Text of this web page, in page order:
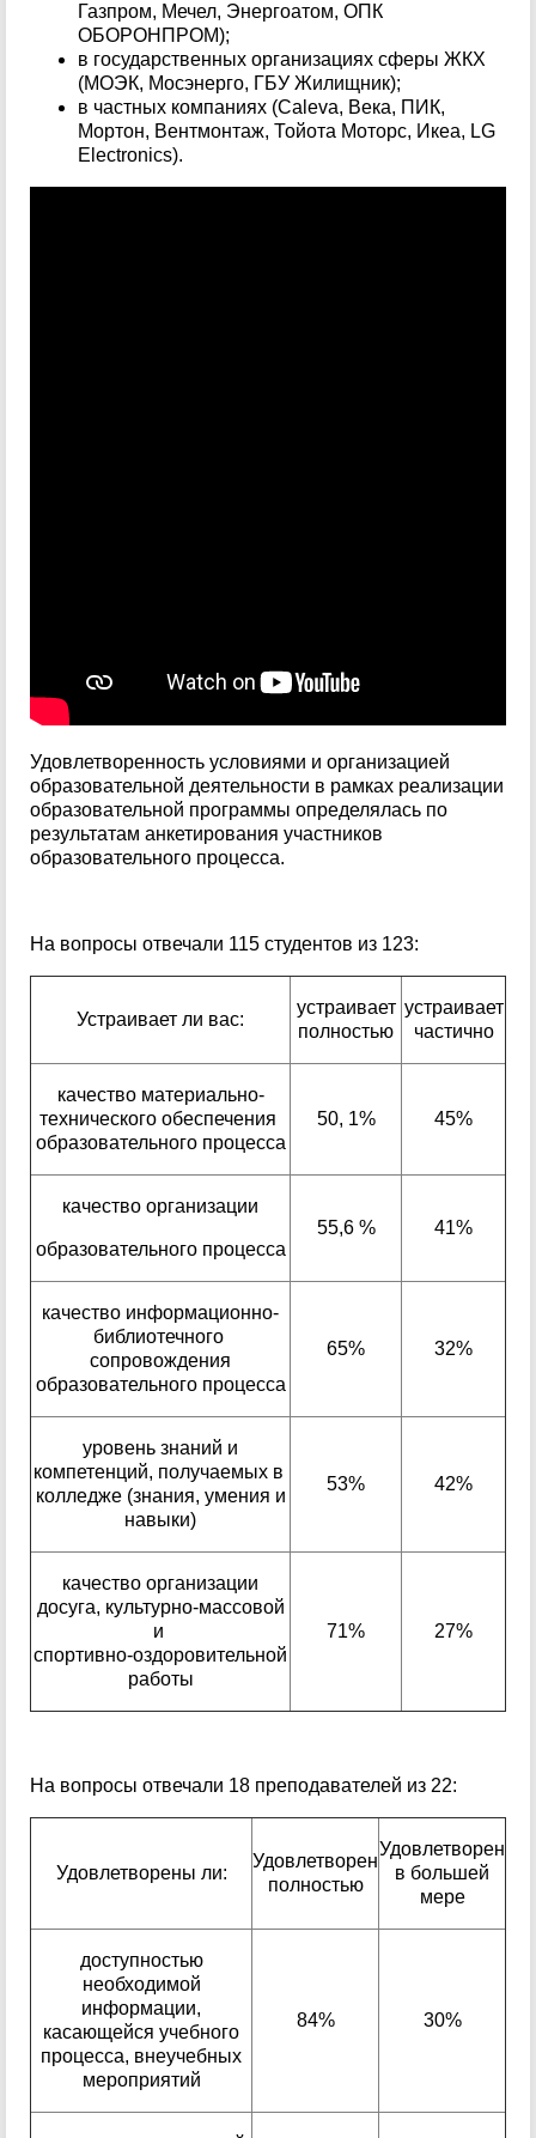
Газпром, Мечел, Энергоатом, ОПК
ОБОРОНПРОМ);
в государственных организациях сферы ЖКХ
(МОЭК, Мосэнерго, ГБУ Жилищник);
в частных компаниях (Caleva, Века, ПИК,
Мортон, Вентмонтаж, Тойота Моторс, Икеа, LG
Electronics).
Удовлетворенность условиями и организацией
образовательной деятельности в рамках реализации
образовательной программы определялась по
результатам анкетирования участников
образовательного процесса.
На вопросы отвечали 115 студентов из 123:
Устраивает ли вас:
устраивает
полностью
устраивает
частично
качество материально-
технического обеспечения
образовательного процесса
50, 1% 45%
качество организации
образовательного процесса
55,6 % 41%
качество информационно-
библиотечного
сопровождения
образовательного процесса
65% 32%
уровень знаний и
компетенций, получаемых в
колледже (знания, умения и
навыки)
53% 42%
качество организации
досуга, культурно-массовой
и
спортивно-оздоровительной
работы
71% 27%
На вопросы отвечали 18 преподавателей из 22:
Удовлетворены ли:
Удовлетворен
полностью
Удовлетворен
в большей
мере
доступностью
необходимой
информации,
касающейся учебного
процесса, внеучебных
мероприятий
84% 30%